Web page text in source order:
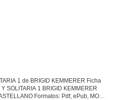
1 de BRIGID KEMMERER Ficha
SOLITARIA 1 BRIGID KEMMERER
Formatos: Pdf, ePub, MOBI,